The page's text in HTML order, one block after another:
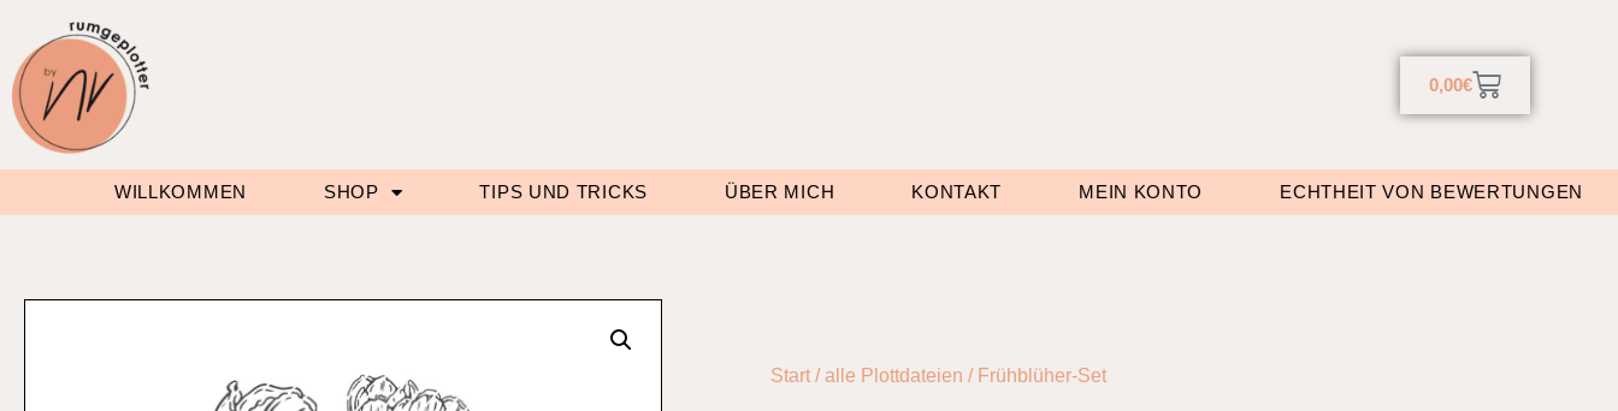
0,00€
WILLKOMMEN SHOP TIPS UND TRICKS ÜBER MICH KONTAKT MEIN KONTO ECHTHEIT VON BEWERTUNGEN
Start/ alle Plottdateien / Frühblüher-Set